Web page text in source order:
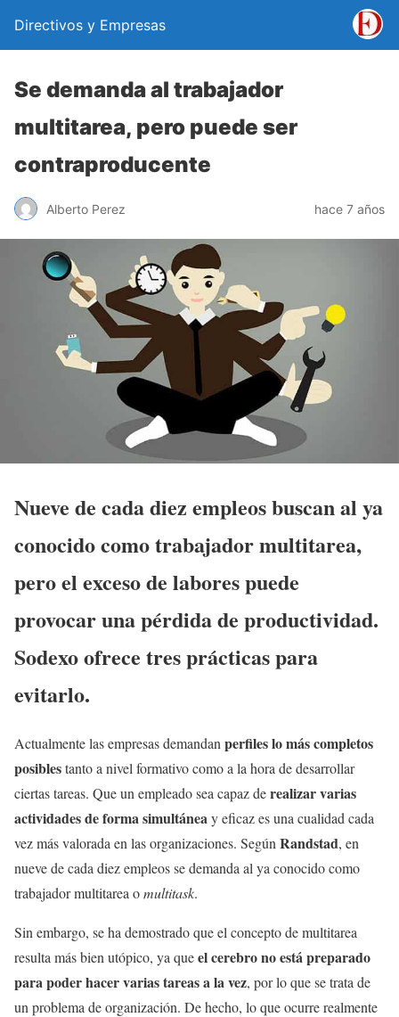
Directivos y Empresas
Se demanda al trabajador
multitarea, pero puede ser
contraproducente
Alberto Perez hace 7 años
Nueve de cada diez empleos buscan al ya
conocido como trabajador multitarea,
pero el exceso de labores puede
provocar una pérdida de productividad.
Sodexo ofrece tres prácticas para
evitarlo.
Actualmente las empresas demandan perfiles lo más completos
posiblestanto a nivel formativo como a la hora de desarrollar
ciertas tareas. Que un empleado sea capaz derealizar varias
actividades de forma simultánea y eficaz es una cualidad cada
vez más valorada en las organizaciones. Según Randstad, en
nueve de cada diez empleos se demanda al ya conocido como
trabajador multitarea omultitask.
Sin embargo, se ha demostrado que el concepto de multitarea
resulta más bien utópico, ya queel cerebro no está preparado
para poder hacer varias tareas a la vez, por lo que se trata de
un problema de organización. De hecho, lo que ocurre realmente